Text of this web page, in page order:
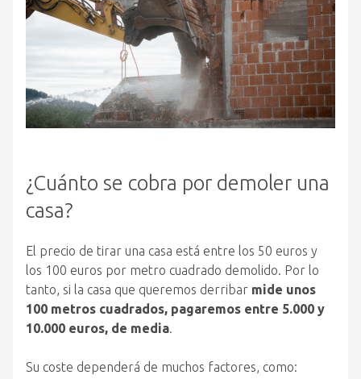
¿Cuánto se cobra por demoler una
casa?
El precio de tirar una casa está entre los 50 euros y
los 100 euros por metro cuadrado demolido. Por lo
tanto, si la casa que queremos derribar mide unos
100 metros cuadrados, pagaremos entre 5.000 y
10.000 euros, de media.
Su coste dependerá de muchos factores, como: